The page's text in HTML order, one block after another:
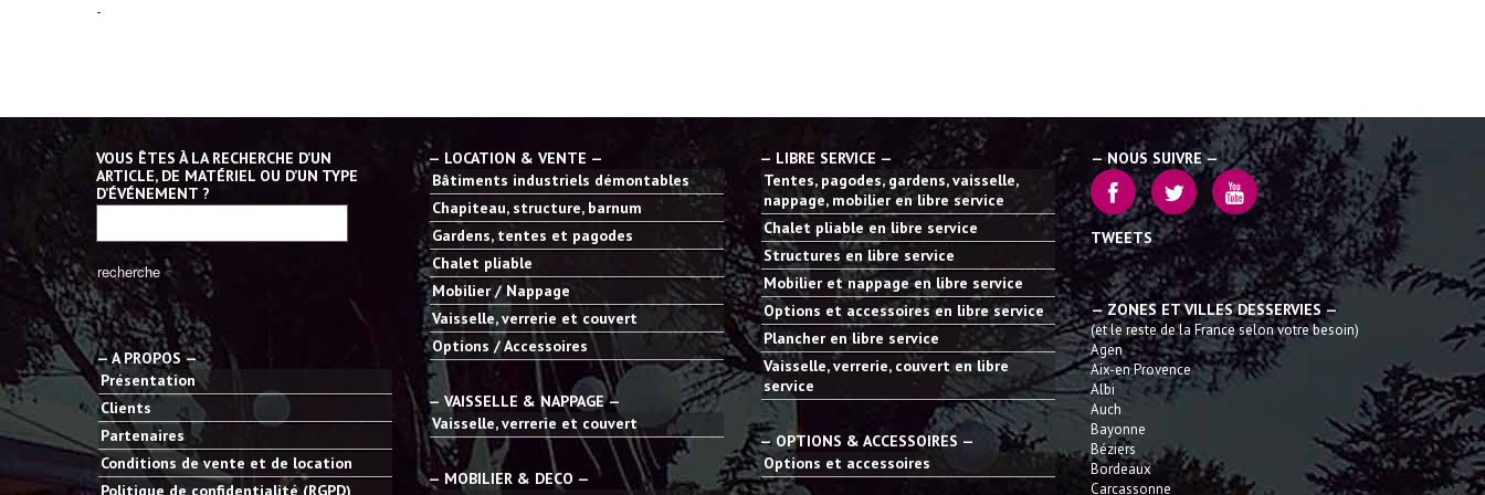
-
VOUS ÊTES À LA RECHERCHE D’UN
ARTICLE, DE MATÉRIEL OU D’UN TYPE
D’ÉVÉNEMENT ?
— A PROPOS —
Présentation
Clients
Partenaires
Conditions de vente et de location
Politique de confidentialité (RGPD)
— LOCATION & VENTE —
Bâtiments industriels démontables
Chapiteau, structure, barnum
Gardens, tentes et pagodes
Chalet pliable
Mobilier / Nappage
Vaisselle, verrerie et couvert
Options / Accessoires
— VAISSELLE & NAPPAGE —
Vaisselle, verrerie et couvert
— MOBILIER & DECO —
— LIBRE SERVICE —
Tentes, pagodes, gardens, vaisselle,
nappage, mobilier en libre service
Chalet pliable en libre service
Structures en libre service
Mobilier et nappage en libre service
Options et accessoires en libre service
Plancher en libre service
Vaisselle, verrerie, couvert en libre
service
— OPTIONS & ACCESSOIRES —
Options et accessoires
— NOUS SUIVRE —
TWEETS
— ZONES ET VILLES DESSERVIES —
(et le reste de la France selon votre besoin)
Agen
Aix-en Provence
Albi
Auch
Bayonne
Béziers
Bordeaux
Carcassonne